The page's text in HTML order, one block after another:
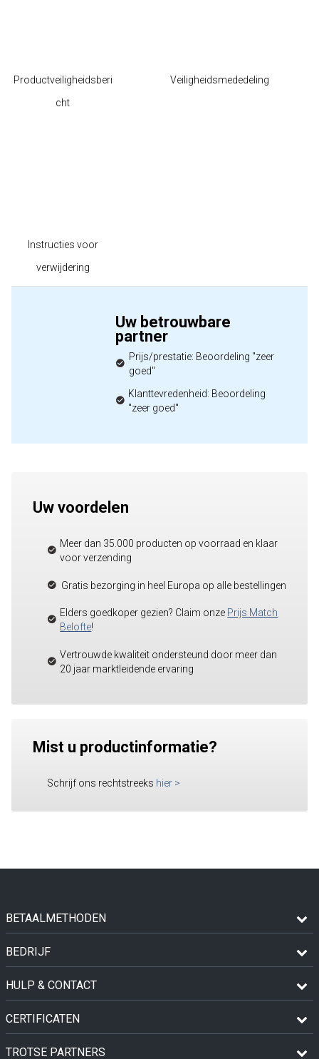
Productveiligheidsberi
cht
Veiligheidsmededeling
Instructies voor
verwijdering
Uw betrouwbare
partner
Prijs/prestatie: Beoordeling "zeer
goed"
Klanttevredenheid: Beoordeling
"zeer goed"
Uw voordelen
Meer dan 35.000 producten op voorraad en klaar
voor verzending
Gratis bezorging in heel Europa op alle bestellingen
Elders goedkoper gezien? Claim onze Prijs Match
Belofte!
Vertrouwde kwaliteit ondersteund door meer dan
20 jaar marktleidende ervaring
Mist u productinformatie?
Schrijf ons rechtstreeks hier >
BETAALMETHODEN
BEDRIJF
HULP & CONTACT
CERTIFICATEN
TROTSE PARTNERS